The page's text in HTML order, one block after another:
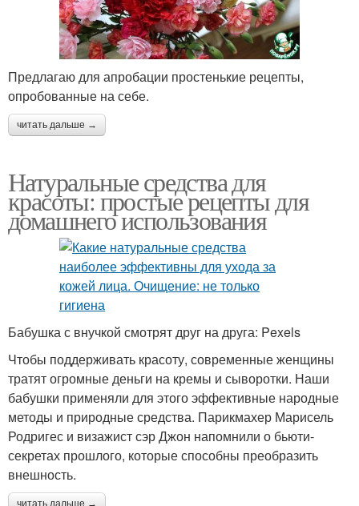
Предлагаю для апробации простенькие рецепты,
опробованные на себе.
читать дальше →
Натуральные средства для
красоты: простые рецепты для
домашнего использования
Бабушка с внучкой смотрят друг на друга: Pexels
Чтобы поддерживать красоту, современные женщины
тратят огромные деньги на кремы и сыворотки. Наши
бабушки применяли для этого эффективные народные
методы и природные средства. Парикмахер Марисель
Родригес и визажист сэр Джон напомнили о бьюти-
секретах прошлого, которые способны преобразить
внешность.
читать дальше →